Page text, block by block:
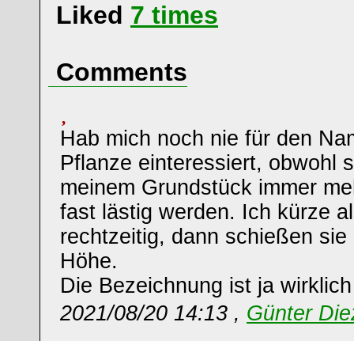
Liked 7 times
Comments
Hab mich noch nie für den
Pflanze einteressiert, obwohl
meinem Grundstück immer
fast lästig werden. Ich kürze
rechtzeitig, dann schießen
Höhe.
Die Bezeichnung ist ja
2021/08/20 14:13 , Günter